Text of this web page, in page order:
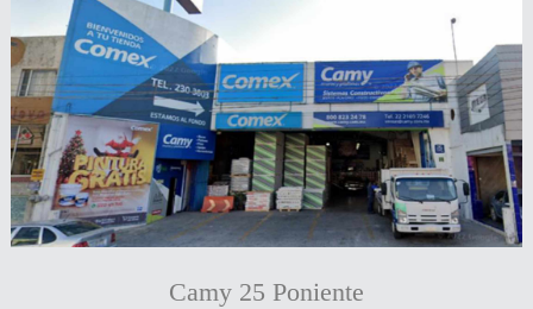
Camy 25 Poniente